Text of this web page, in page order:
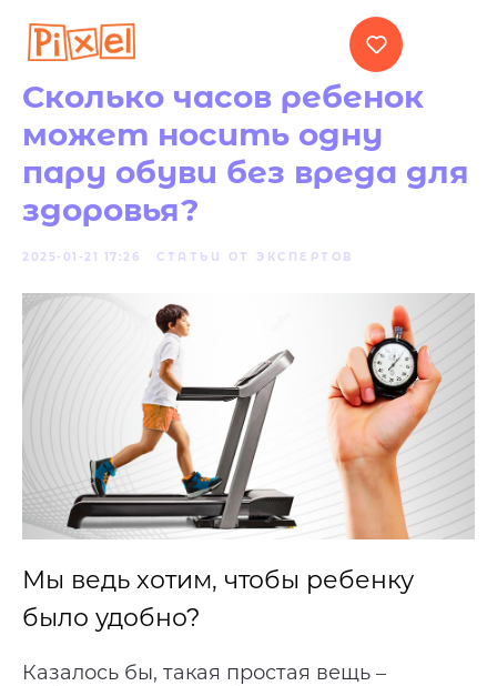
Сколько часов ребенок
может носить одну
пару обуви без вреда для
здоровья?
2025-01-21 17:26 СТАТЬИ ОТ ЭКСПЕРТОВ
Мы ведь хотим, чтобы ребенку
было удобно?
Казалось бы, такая простая вещь –